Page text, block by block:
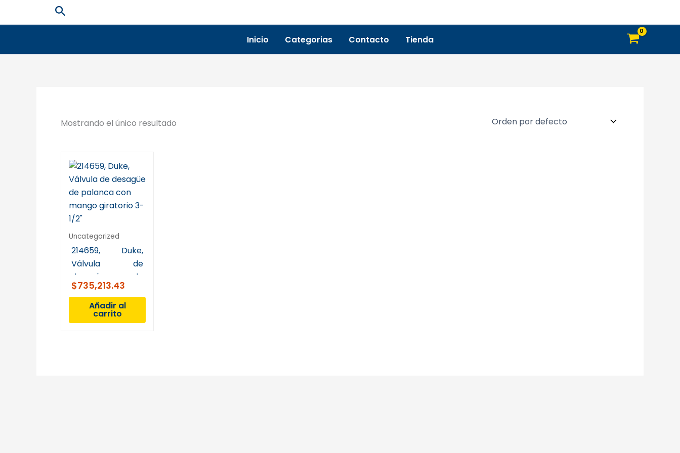
Buscar
Inicio Categorias Contacto Tienda
Mostrando el único resultado
Uncategorized
214659, Duke,
Válvula de
desagüe de
palanca con
mango giratorio
3-1/2″
$735,213.43
Añadir al
carrito